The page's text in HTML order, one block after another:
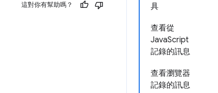
具
查看從
JavaScript
記錄的訊息
查看瀏覽器
記錄的訊息
這對你有幫助嗎？